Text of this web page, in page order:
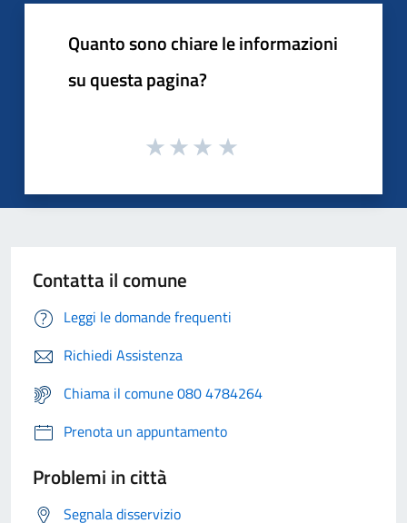
Quanto sono chiare le informazioni
su questa pagina?
Contatta il comune
Leggi le domande frequenti
Richiedi Assistenza
Chiama il comune 080 4784264
Prenota un appuntamento
Problemi in città
Segnala disservizio